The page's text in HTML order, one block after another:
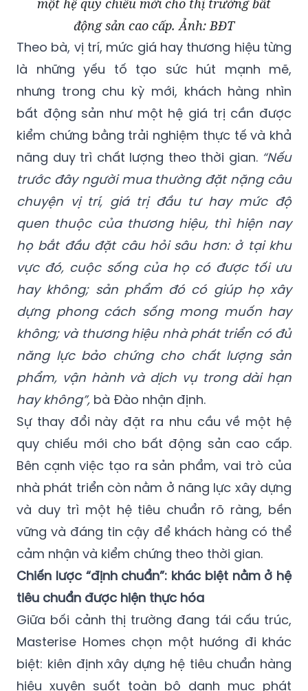
một hệ quy chiếu mới cho thị trường bất
động sản cao cấp. Ảnh: BĐT
Theo bà, vị trí, mức giá hay thương hiệu từng
là những yếu tố tạo sức hút mạnh mẽ,
nhưng trong chu kỳ mới, khách hàng nhìn
bất động sản như một hệ giá trị cần được
kiểm chứng bằng trải nghiệm thực tế và khả
năng duy trì chất lượng theo thời gian. “Nếu
trước đây người mua thường đặt nặng câu
chuyện vị trí, giá trị đầu tư hay mức độ
quen thuộc của thương hiệu, thì hiện nay
họ bắt đầu đặt câu hỏi sâu hơn: ở tại khu
vực đó, cuộc sống của họ có được tối ưu
hay không; sản phẩm đó có giúp họ xây
dựng phong cách sống mong muốn hay
không; và thương hiệu nhà phát triển có đủ
năng lực bảo chứng cho chất lượng sản
phẩm, vận hành và dịch vụ trong dài hạn
hay không”, bà Đào nhận định.
Sự thay đổi này đặt ra nhu cầu về một hệ
quy chiếu mới cho bất động sản cao cấp.
Bên cạnh việc tạo ra sản phẩm, vai trò của
nhà phát triển còn nằm ở năng lực xây dựng
và duy trì một hệ tiêu chuẩn rõ ràng, bền
vững và đáng tin cậy để khách hàng có thể
cảm nhận và kiểm chứng theo thời gian.
Chiến lược “định chuẩn”: khác biệt nằm ở hệ
tiêu chuẩn được hiện thực hóa
Giữa bối cảnh thị trường đang tái cấu trúc,
Masterise Homes chọn một hướng đi khác
biệt: kiên định xây dựng hệ tiêu chuẩn hàng
hiệu xuyên suốt toàn bộ danh mục phát